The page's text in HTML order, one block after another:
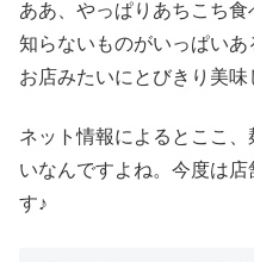
ああ、やっぱりあちこち
知らないものがいっぱい
お店みたいにとびきり美味
ネット情報によるとここ
いなんですよね。今度は
す♪